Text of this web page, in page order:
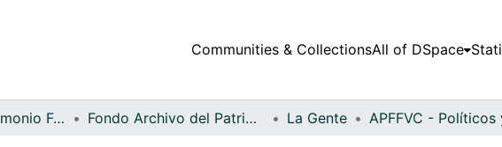
Communities & CollectionsAll of DSpace
Archivo del Patrimonio Fotográfico y Fílmico del Valle del Cauca Fondo Archivo del Patrimonio Fotográfico y Fílmico del Valle del Cauca La Gente